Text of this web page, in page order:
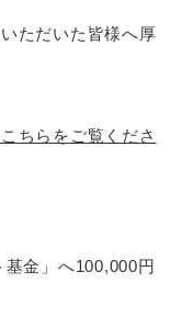
ただいた皆様へ厚
ちらをご覧くださ
金」へ100,000円